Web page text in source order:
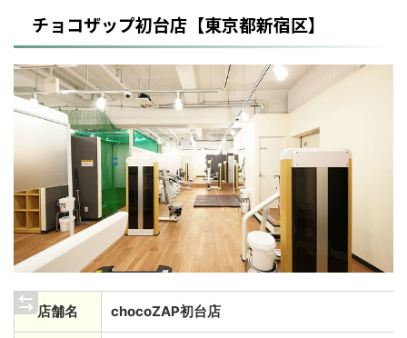
チョコザップ初台店【東京都新宿区】
店舗名 chocoZAP初台店